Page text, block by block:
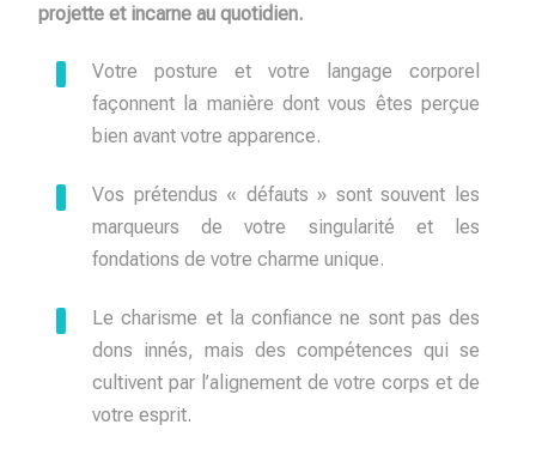
projette et incarne au quotidien.
Votre posture et votre langage corporel
façonnent la manière dont vous êtes perçue
bien avant votre apparence.
Vos prétendus « défauts » sont souvent les
marqueurs de votre singularité et les
fondations de votre charme unique.
Le charisme et la confiance ne sont pas des
dons innés, mais des compétences qui se
cultivent par l’alignement de votre corps et de
votre esprit.